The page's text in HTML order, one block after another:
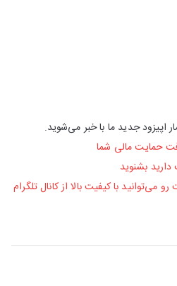
اپیزود جدید ما با خبر می‌شوید.
حمایت مالی شما
بشنوید
با کیفیت بالا از کانال تلگرام